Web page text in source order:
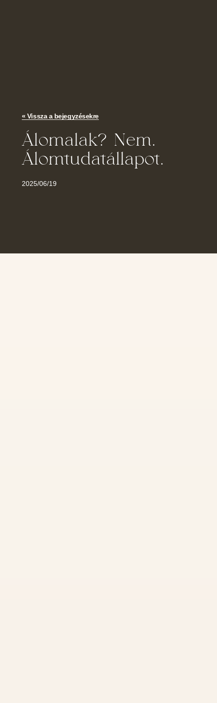
« Vissza a bejegyzésekre
Álomalak? Nem.
Álomtudatállapot.
2025/06/19